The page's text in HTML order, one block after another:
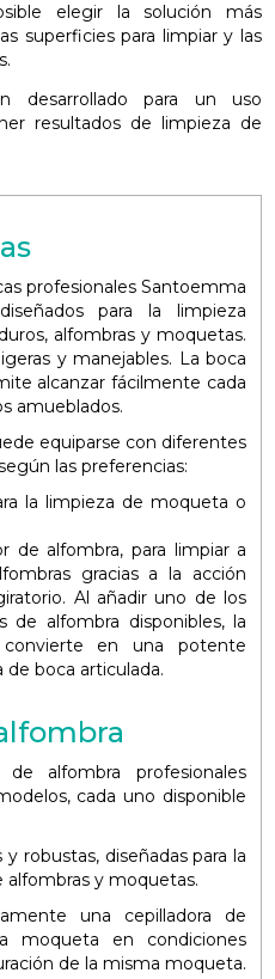
elegir la solución más
superficies para limpiar y las
desarrollado para un uso
resultados de limpieza de
profesionales Santoemma
para la limpieza
alfombras y moquetas.
y manejables. La boca
alcanzar fácilmente cada
amueblados.
equiparse con diferentes
las preferencias:
la limpieza de moqueta o
de alfombra, para limpiar a
gracias a la acción
Al añadir uno de los
de alfombra disponibles, la
en una potente
de boca articulada.
alfombra profesionales
cada uno disponible
robustas, diseñadas para la
alfombras y moquetas.
una cepilladora de
moqueta en condiciones
de la misma moqueta.